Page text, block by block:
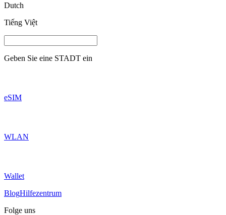
Dutch
Tiếng Việt
Geben Sie eine STADT ein
eSIM
WLAN
Wallet
BlogHilfezentrum
Folge uns